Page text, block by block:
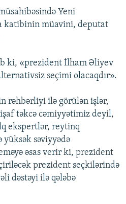
Yeni
katibinin müavini, deputat
ki, «prezident İlham Əliyev
seçimi olacaqdır».
rəhbərliyi ilə görülən işlər,
təkcə cəmiyyətimiz deyil,
ekspertlər, reytinq
səviyyədə
əsas verir ki, prezident
prezident seçkilərində
dəstəyi ilə qələbə